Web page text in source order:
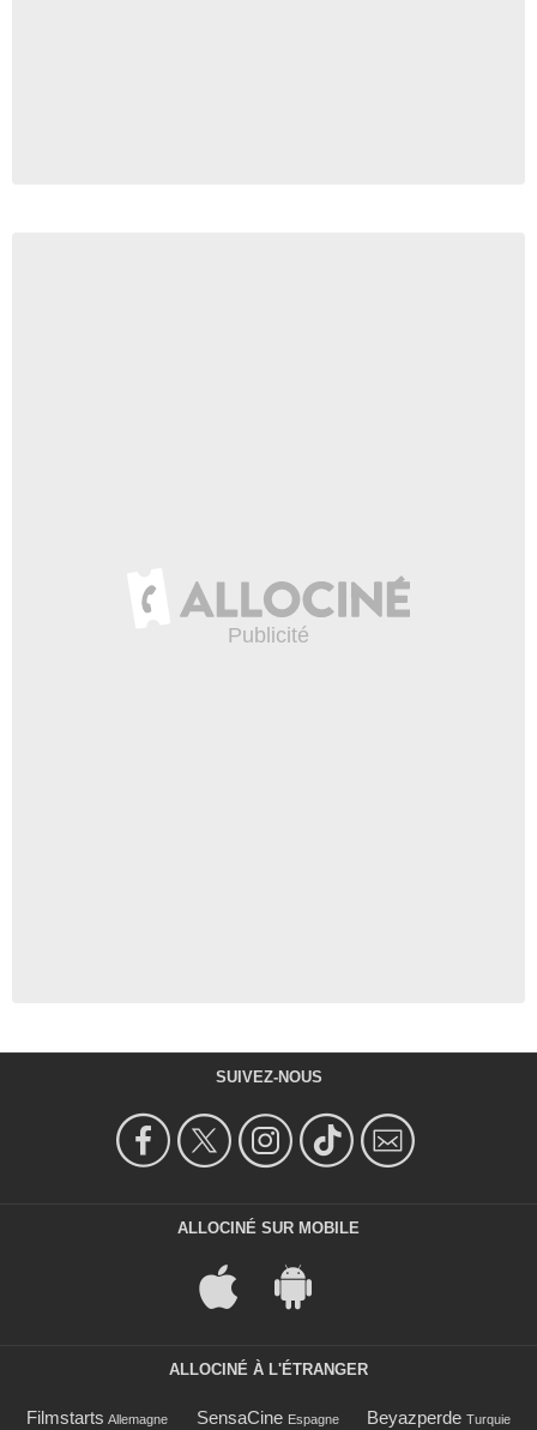
SUIVEZ-NOUS
ALLOCINÉ SUR MOBILE
ALLOCINÉ À L'ÉTRANGER
Filmstarts Allemagne SensaCine Espagne Beyazperde Turquie